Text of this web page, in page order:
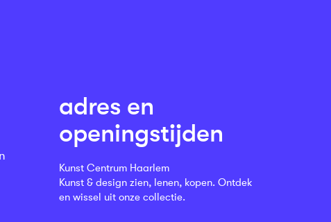
adres en
openingstijden
Kunst Centrum Haarlem
Kunst & design zien, lenen, kopen. Ontdek
en wissel uit onze collectie.